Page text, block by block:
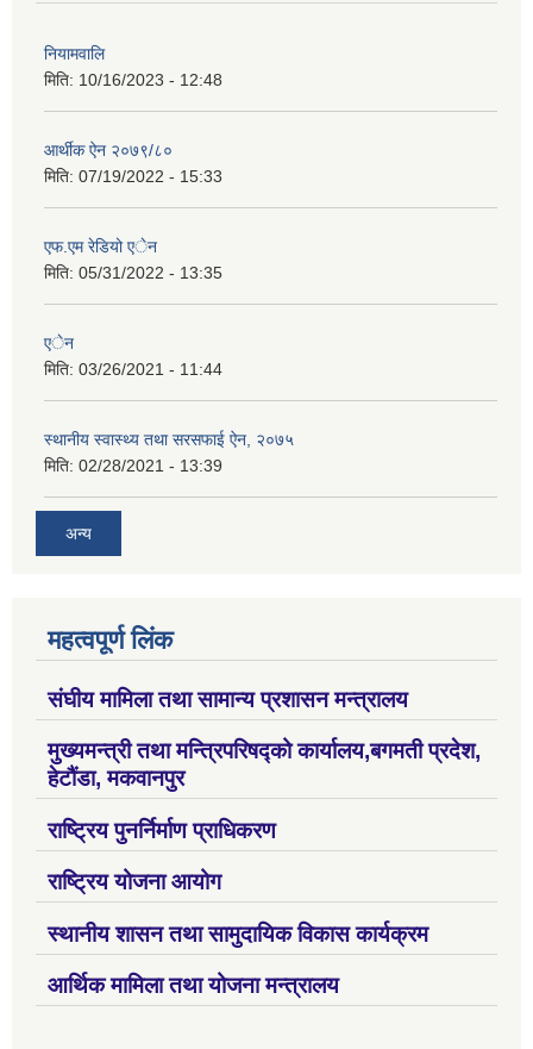
नियामवालि
मिति: 10/16/2023 - 12:48
आर्थीक ऐन २०७९/८०
मिति: 07/19/2022 - 15:33
एफ.एम रेडियो एेन
मिति: 05/31/2022 - 13:35
एेन
मिति: 03/26/2021 - 11:44
स्थानीय स्वास्थ्य तथा सरसफाई ऐन, २०७५
मिति: 02/28/2021 - 13:39
अन्य
महत्वपूर्ण लिंक
संघीय मामिला तथा सामान्य प्रशासन मन्त्रालय
मुख्यमन्त्री तथा मन्त्रिपरिषद्को कार्यालय,बगमती प्रदेश,
हेटौंडा, मकवानपुर
राष्ट्रिय पुनर्निर्माण प्राधिकरण
राष्ट्रिय योजना आयोग
स्थानीय शासन तथा सामुदायिक विकास कार्यक्रम
आर्थिक मामिला तथा योजना मन्त्रालय